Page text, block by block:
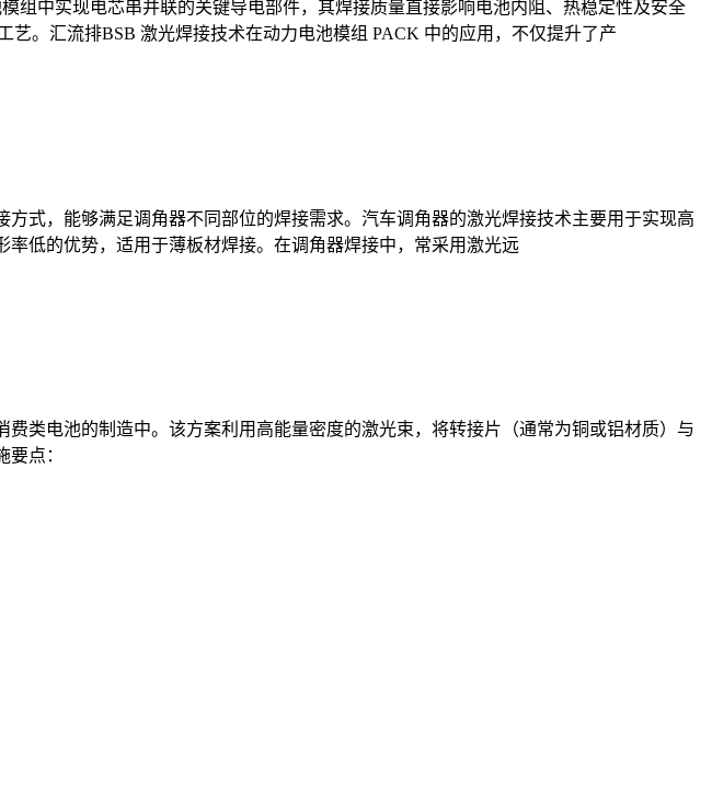
组中实现电芯串并联的关键导电部件，其焊接质量直接影响电池内阻、热稳定性及安全
。汇流排BSB 激光焊接技术在动力电池模组 PACK 中的应用，不仅提升了产
式，能够满足调角器不同部位的焊接需求。汽车调角器的激光焊接技术主要用于实现高
低的优势，适用于薄板材焊接。在调角器焊接中，常采用激光远
类电池的制造中。该方案利用高能量密度的激光束，将转接片（通常为铜或铝材质）与
点：